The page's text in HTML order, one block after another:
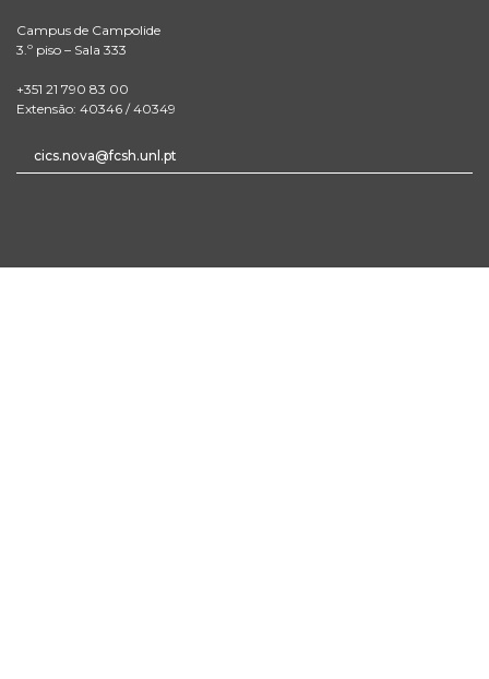
Campus de Campolide
3.º piso – Sala 333
+351 21 790 83 00
Extensão: 40346 / 40349
cics.nova@fcsh.unl.pt